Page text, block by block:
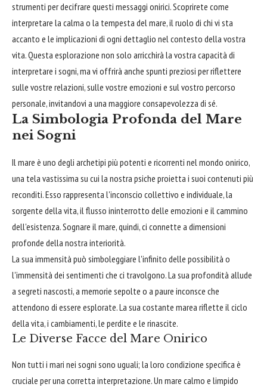
strumenti per decifrare questi messaggi onirici. Scoprirete come
interpretare la calma o la tempesta del mare, il ruolo di chi vi sta
accanto e le implicazioni di ogni dettaglio nel contesto della vostra
vita. Questa esplorazione non solo arricchirà la vostra capacità di
interpretare i sogni, ma vi offrirà anche spunti preziosi per riflettere
sulle vostre relazioni, sulle vostre emozioni e sul vostro percorso
personale, invitandovi a una maggiore consapevolezza di sé.
La Simbologia Profonda del Mare
nei Sogni
Il mare è uno degli archetipi più potenti e ricorrenti nel mondo onirico,
una tela vastissima su cui la nostra psiche proietta i suoi contenuti più
reconditi. Esso rappresenta l'inconscio collettivo e individuale, la
sorgente della vita, il flusso ininterrotto delle emozioni e il cammino
dell'esistenza. Sognare il mare, quindi, ci connette a dimensioni
profonde della nostra interiorità.
La sua immensità può simboleggiare l'infinito delle possibilità o
l'immensità dei sentimenti che ci travolgono. La sua profondità allude
a segreti nascosti, a memorie sepolte o a paure inconsce che
attendono di essere esplorate. La sua costante marea riflette il ciclo
della vita, i cambiamenti, le perdite e le rinascite.
Le Diverse Facce del Mare Onirico
Non tutti i mari nei sogni sono uguali; la loro condizione specifica è
cruciale per una corretta interpretazione. Un mare calmo e limpido